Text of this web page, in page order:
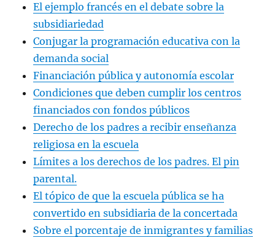
El ejemplo francés en el debate sobre la
subsidiariedad
Conjugar la programación educativa con la
demanda social
Financiación pública y autonomía escolar
Condiciones que deben cumplir los centros
financiados con fondos públicos
Derecho de los padres a recibir enseñanza
religiosa en la escuela
Límites a los derechos de los padres. El pin
parental.
El tópico de que la escuela pública se ha
convertido en subsidiaria de la concertada
Sobre el porcentaje de inmigrantes y familias